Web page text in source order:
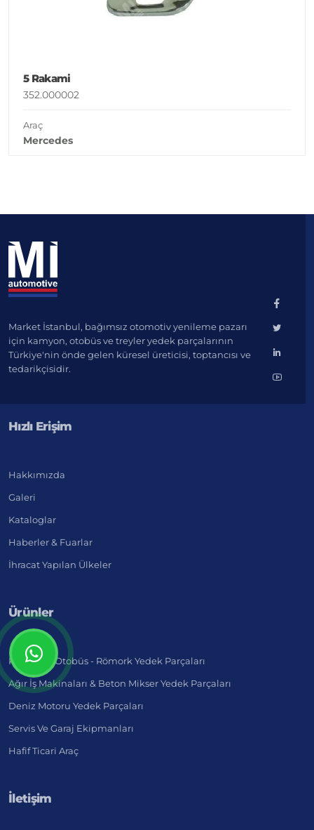
5 Rakami
352.000002
Araç
Mercedes
Market İstanbul, bağımsız otomotiv yenileme pazarı
için kamyon, otobüs ve treyler yedek parçalarının
Türkiye'nin önde gelen küresel üreticisi, toptancısı ve
tedarikçisidir.
Hızlı Erişim
Hakkımızda
Galeri
Kataloglar
Haberler & Fuarlar
İhracat Yapılan Ülkeler
Ürünler
Kamyon - Otobüs - Römork Yedek Parçaları
Ağır İş Makinaları & Beton Mikser Yedek Parçaları
Deniz Motoru Yedek Parçaları
Servis Ve Garaj Ekipmanları
Hafif Ticari Araç
İletişim